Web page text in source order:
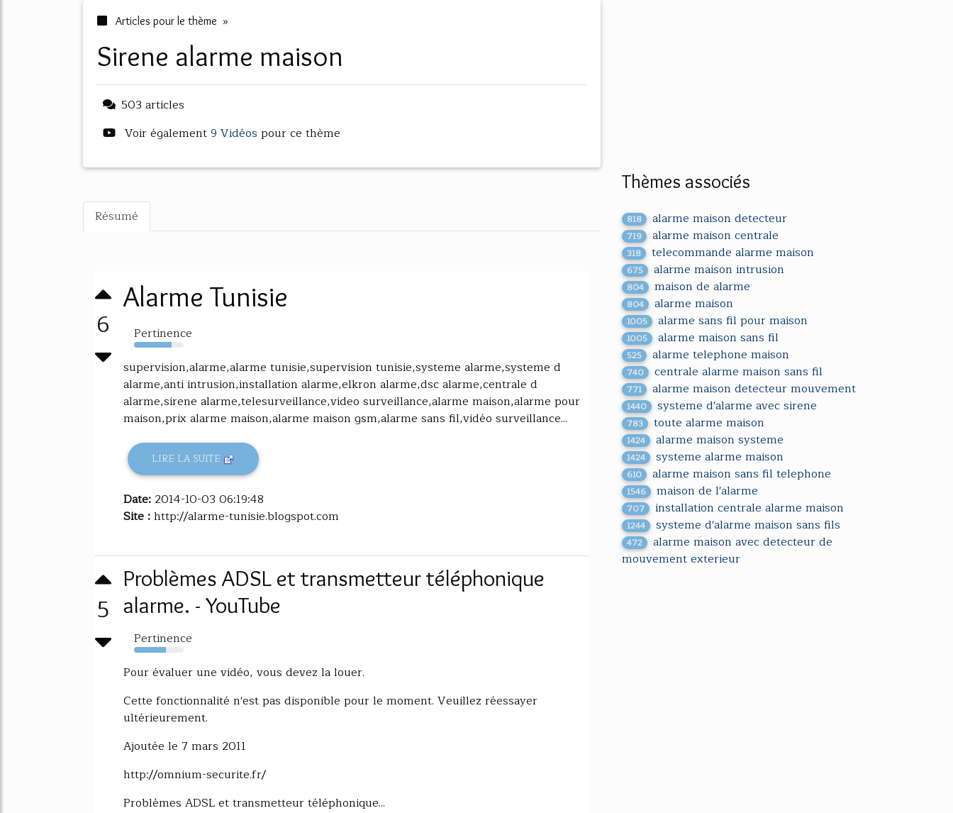
Articles pour le thème »
sirene alarme maison
503 articles
Voir également9 Vidéos pour ce thème
Résumé
6
Alarme Tunisie
Pertinence
76%
supervision,alarme,alarme tunisie,supervision tunisie,systeme alarme,systeme d
alarme,anti intrusion,installation alarme,elkron alarme,dsc alarme,centrale d
alarme,sirene alarme,telesurveillance,video surveillance,alarme maison,alarme pour
maison,prix alarme maison,alarme maison gsm,alarme sans fil,vidéo surveillance...
LIRE LA SUITE
Date: 2014-10-03 06:19:48
Site :http://alarme-tunisie.blogspot.com
5
Problèmes ADSL et transmetteur téléphonique
alarme. - YouTube
Pertinence
64%
Pour évaluer une vidéo, vous devez la louer.
Cette fonctionnalité n'est pas disponible pour le moment. Veuillez réessayer
ultérieurement.
Ajoutée le 7 mars 2011
http://omnium-securite.fr/
Problèmes ADSL et transmetteur téléphonique...
Thèmes associés
818 alarme maison detecteur
719 alarme maison centrale
318 telecommande alarme maison
675 alarme maison intrusion
804 maison de alarme
804 alarme maison
1005 alarme sans fil pour maison
1005 alarme maison sans fil
525 alarme telephone maison
740 centrale alarme maison sans fil
771 alarme maison detecteur mouvement
1440 systeme d'alarme avec sirene
783 toute alarme maison
1424 alarme maison systeme
1424 systeme alarme maison
610 alarme maison sans fil telephone
1546 maison de l'alarme
707 installation centrale alarme maison
1244 systeme d'alarme maison sans fils
472
alarme maison avec detecteur de
mouvement exterieur